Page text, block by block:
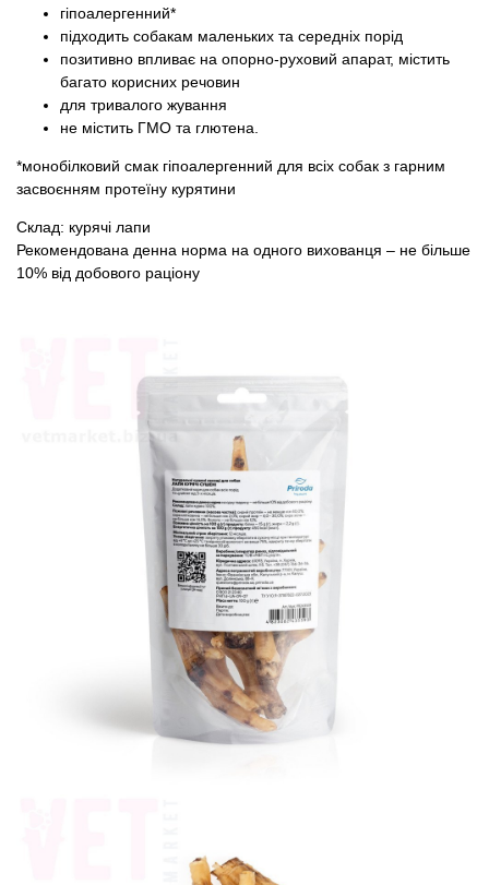
гіпоалергенний*
підходить собакам маленьких та середніх порід
позитивно впливає на опорно-руховий апарат, містить
багато корисних речовин
для тривалого жування
не містить ГМО та глютена.
*монобілковий смак гіпоалергенний для всіх собак з гарним
засвоєнням протеїну курятини
Склад: курячі лапи
Рекомендована денна норма на одного вихованця – не більше
10% від добового раціону